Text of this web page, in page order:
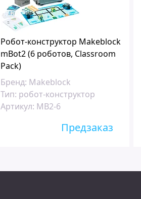
Робот-конструктор Makeblock
mBot2 (6 роботов, Classroom
Pack)
Бренд: Makeblock
Тип: робот-конструктор
Артикул: MB2-6
Предзаказ